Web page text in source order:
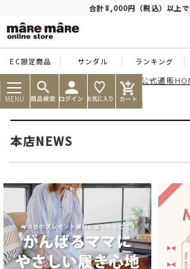
合計8,000円（税込）以上で
EC限定商品 サンダル ランキング
MENU
痛くならない靴ならマーレマーレ公式通販
News
本店NEWS
本店NEWS
商品を探す
人気ワード #コンフォート #パンプス #ス
特徴
ブランド